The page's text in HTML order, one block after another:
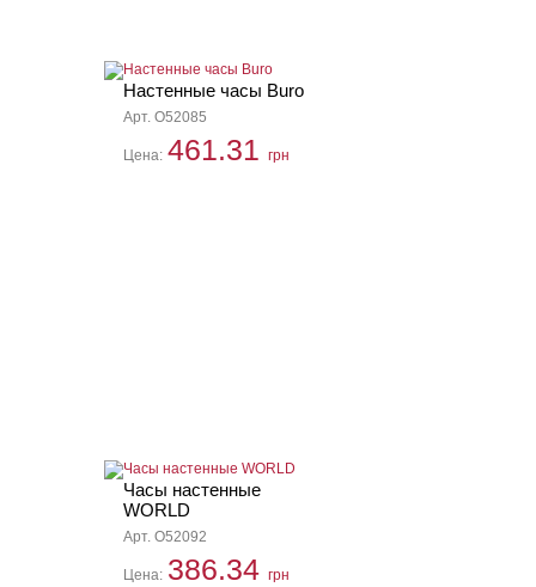
Настенные часы Buro
Арт. O52085
Цена: 461.31 грн
Часы настенные
WORLD
Арт. O52092
Цена: 386.34 грн